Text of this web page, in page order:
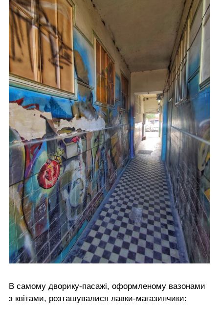
В самому дворику-пасажі, оформленому вазонами
з квітами, розташувалися лавки-магазинчики: